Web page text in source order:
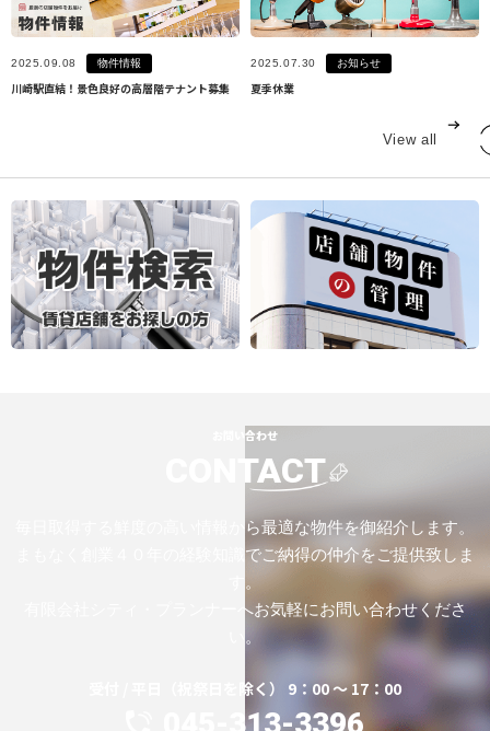
2025.09.08 物件情報
川崎駅直結！景色良好の高層階テナント募集
2025.07.30 お知らせ
夏季休業
View all
お問い合わせ
CONTACT
毎日取得する鮮度の高い情報から最適な物件を御紹介します。
まもなく創業４０年の経験知識でご納得の仲介をご提供致しま
す。
有限会社シティ・プランナーへお気軽にお問い合わせくださ
い。
受付 / 平日（祝祭日を除く） 9：00 ～ 17：00
045-313-3396